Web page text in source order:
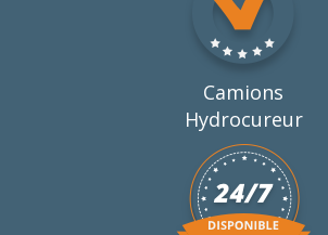
Camions
Hydrocureur